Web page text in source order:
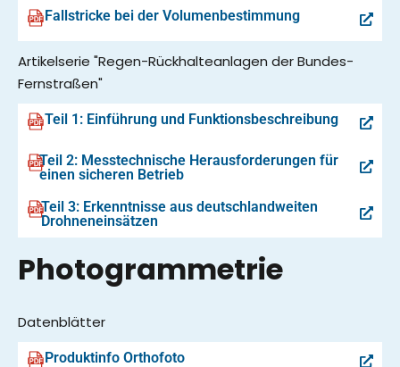
Fallstricke bei der Volumenbestimmung
Artikelserie "Regen-Rückhalteanlagen der Bundes-
Fernstraßen"
Teil 1: Einführung und Funktionsbeschreibung
Teil 2: Messtechnische Herausforderungen für
einen sicheren Betrieb
Teil 3: Erkenntnisse aus deutschlandweiten
Drohneneinsätzen
Photogrammetrie
Datenblätter
Produktinfo Orthofoto